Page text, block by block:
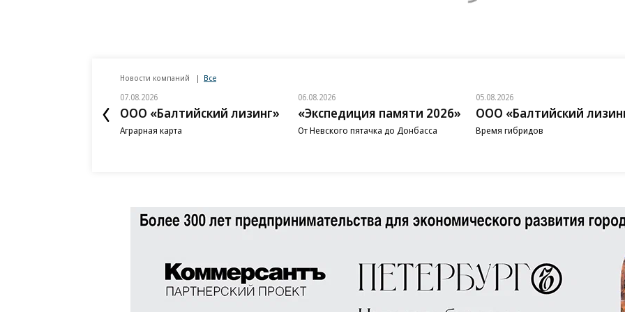
Новости компаний Все
07.08.2026
ООО «Балтийский лизинг»
Аграрная карта
06.08.2026
«Экспедиция памяти 2026»
От Невского пятачка до Донбасса
05.08.2026
ООО «Балтийский
Время гибридов